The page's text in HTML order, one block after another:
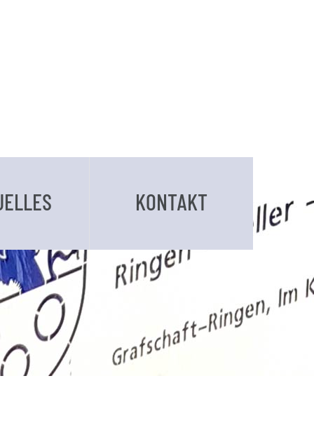
KONTAKT
BUCHUNGSANFRAGE